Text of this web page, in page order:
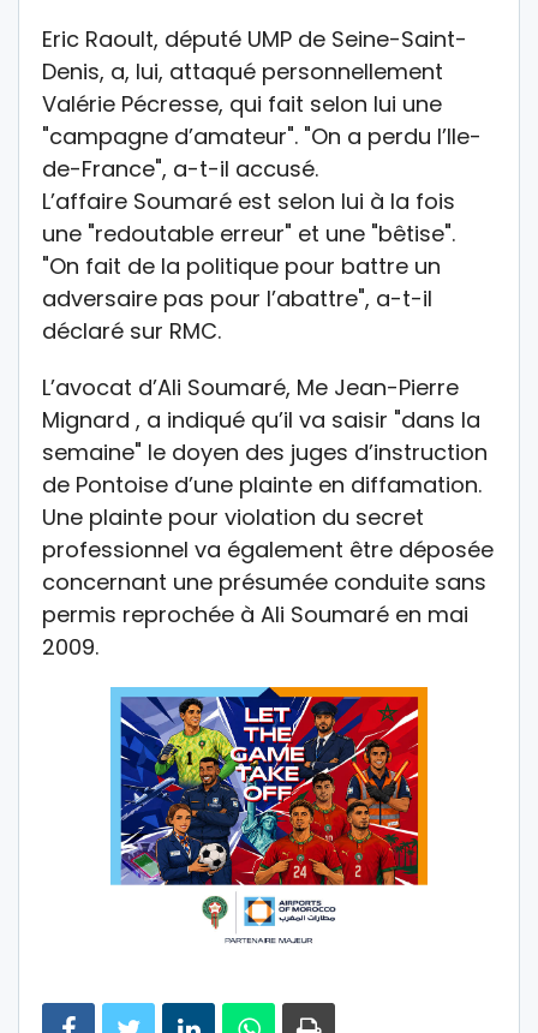
Eric Raoult, député UMP de Seine-Saint-
Denis, a, lui, attaqué personnellement
Valérie Pécresse, qui fait selon lui une
"campagne d’amateur". "On a perdu l’Ile-
de-France", a-t-il accusé.
L’affaire Soumaré est selon lui à la fois
une "redoutable erreur" et une "bêtise".
"On fait de la politique pour battre un
adversaire pas pour l’abattre", a-t-il
déclaré sur RMC.
L’avocat d’Ali Soumaré, Me Jean-Pierre
Mignard , a indiqué qu’il va saisir "dans la
semaine" le doyen des juges d’instruction
de Pontoise d’une plainte en diffamation.
Une plainte pour violation du secret
professionnel va également être déposée
concernant une présumée conduite sans
permis reprochée à Ali Soumaré en mai
2009.